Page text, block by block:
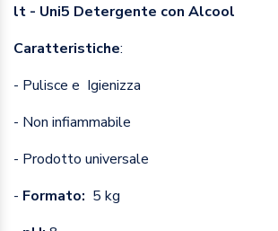
lt - Uni5 Detergente con Alcool
Caratteristiche:
- Pulisce e Igienizza
- Non infiammabile
- Prodotto universale
- Formato: 5 kg